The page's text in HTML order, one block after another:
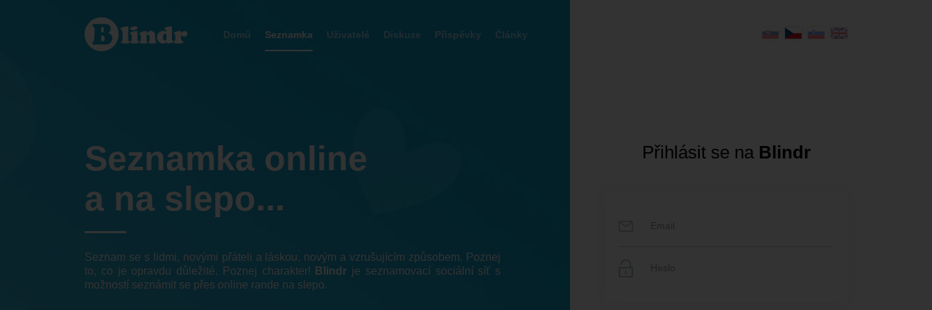
Středočeský
kraj
Domů Seznamka Uživatelé Diskuze Příspěvky Články
Seznamka online
a na slepo...
Seznam se s lidmi, novými přáteli a láskou, novým a vzrušujícím způsobem. Poznej
to, co je opravdu důležité. Poznej charakter! Blindr je seznamovací sociální síť s
možností seznámit se přes online rande na slepo.
Přihlásit se na Blindr